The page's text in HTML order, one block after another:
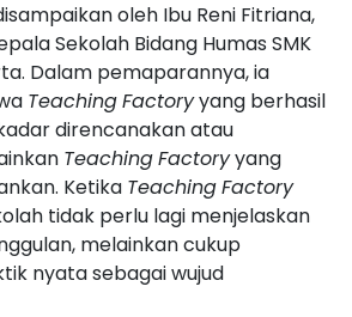
oleh Ibu Reni Fitriana,
Sekolah Bidang Humas SMK
Dalam pemaparannya, ia
TeachingFactoryyang berhasil
direncanakan atau
TeachingFactoryyang
Ketika TeachingFactory
tidak perlu lagi menjelaskan
melainkan cukup
nyata sebagai wujud